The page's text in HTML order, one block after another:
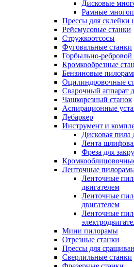
Дисковые
Рамные
Прессы для склейки
Рейсмусовые станки
Стружкоотсосы
Фуговальные станки
Горбыльно-ребровой
Кромкообрезные
Бензиновые
Оцилиндровочные
Сварочный аппарат
Чашкорезный станок
Аспирационные
Дебаркер
Инструмент и
Дисковая
Лента
Фреза для
Ленточные
Ленточные
двигателем
Ленточные
двигателем
Ленточные
Мини пилорамы
Отрезные станки
Прессы для
Сверлильные станки